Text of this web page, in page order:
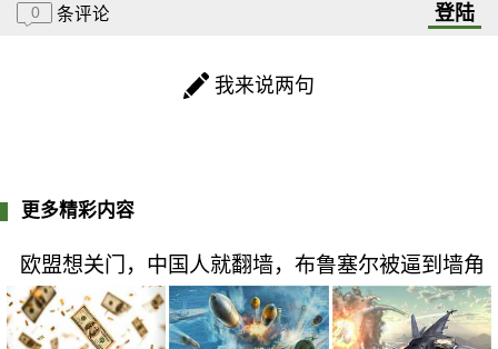
0 条评论 登陆
我来说两句
更多精彩内容
欧盟想关门，中国人就翻墙，布鲁塞尔被逼到墙角